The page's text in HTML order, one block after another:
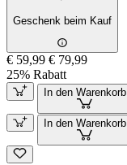
Geschenk beim Kauf
€ 59,99 € 79,99
25% Rabatt
In den Warenkorb
In den Warenkorb